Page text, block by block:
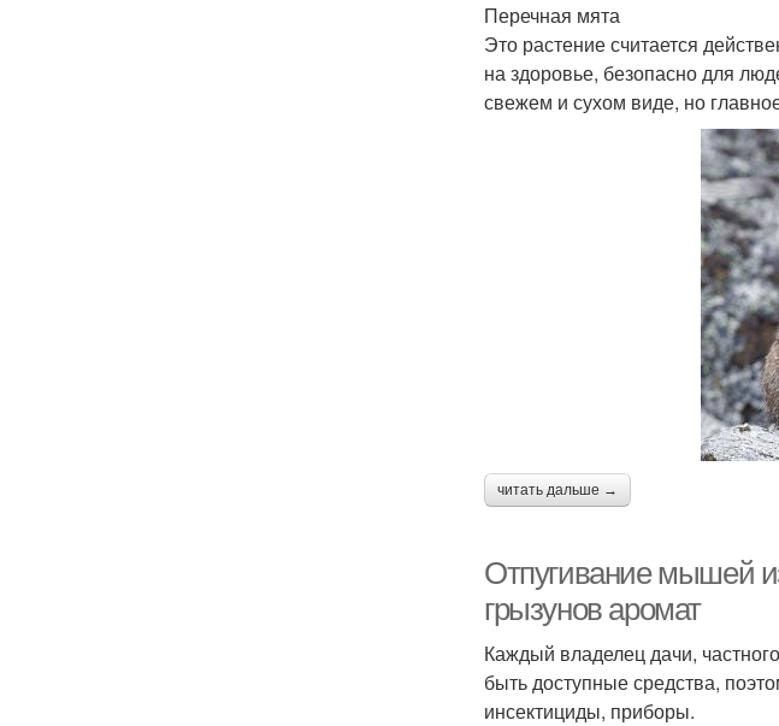
Перечная мята
Это растение считается
на здоровье, безопасно для
свежем и сухом виде, но
читать дальше →
Отпугивание мышей
грызунов аромат
Каждый владелец дачи,
быть доступные средства,
инсектициды, приборы.